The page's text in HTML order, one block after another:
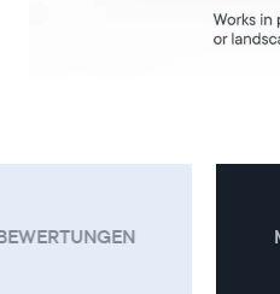
MEHR ALS 13.000 5-